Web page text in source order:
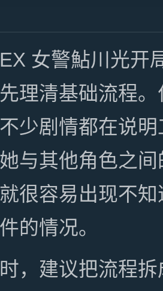
女警鮎川光开
理清基础流程
少剧情都在说
与其他角色之
很容易出现不
的情况。
，建议把流程